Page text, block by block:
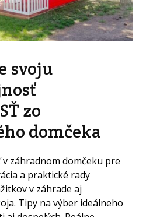
svoju
zo
domčeka
záhradnom domčeku pre
a praktické rady
v záhrade aj
Tipy na výber ideálneho